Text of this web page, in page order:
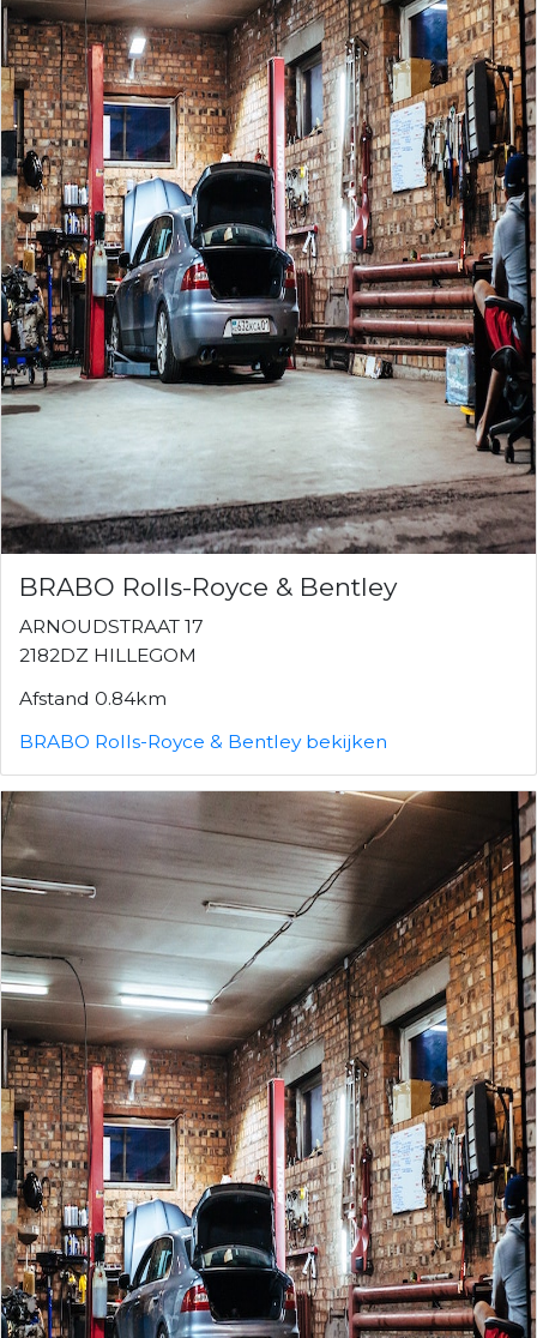
BRABO Rolls-Royce & Bentley
ARNOUDSTRAAT 17
2182DZ HILLEGOM
Afstand 0.84km
BRABO Rolls-Royce & Bentley bekijken